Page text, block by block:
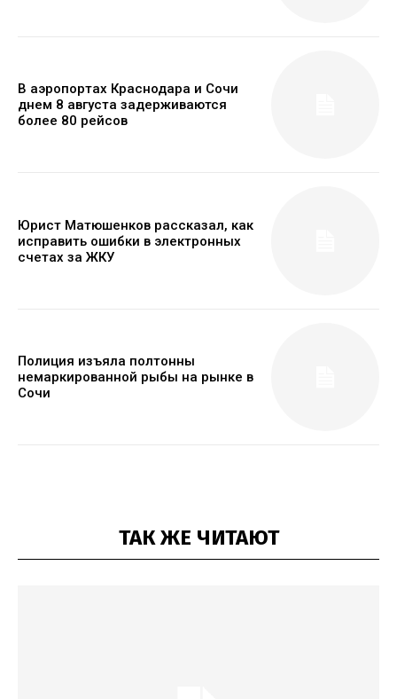
В аэропортах Краснодара и Сочи
днем 8 августа задерживаются
более 80 рейсов
Юрист Матюшенков рассказал, как
исправить ошибки в электронных
счетах за ЖКУ
Полиция изъяла полтонны
немаркированной рыбы на рынке в
Сочи
ТАК ЖЕ ЧИТАЮТ